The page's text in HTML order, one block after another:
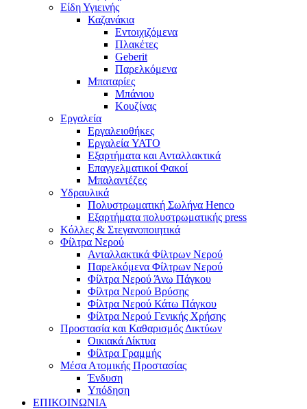
Είδη Υγιεινής
Καζανάκια
Εντοιχιζόμενα
Πλακέτες
Geberit
Παρελκόμενα
Μπαταρίες
Μπάνιου
Κουζίνας
Εργαλεία
Εργαλειοθήκες
Εργαλεία YATO
Εξαρτήματα και Ανταλλακτικά
Επαγγελματικοί Φακοί
Μπαλαντέζες
Υδραυλικά
Πολυστρωματική Σωλήνα Henco
Εξαρτήματα πολυστρωματικής press
Κόλλες & Στεγανοποιητικά
Φίλτρα Νερού
Ανταλλακτικά Φίλτρων Νερού
Παρελκόμενα Φίλτρων Νερού
Φίλτρα Νερού Άνω Πάγκου
Φίλτρα Νερού Βρύσης
Φίλτρα Νερού Κάτω Πάγκου
Φίλτρα Νερού Γενικής Χρήσης
Προστασία και Καθαρισμός Δικτύων
Οικιακά Δίκτυα
Φίλτρα Γραμμής
Μέσα Ατομικής Προστασίας
Ένδυση
Υπόδηση
ΕΠΙΚΟΙΝΩΝΙΑ